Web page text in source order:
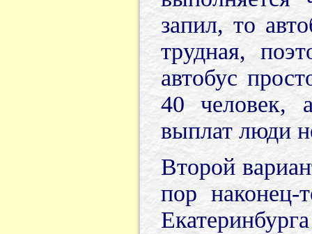
запил, то
трудная,
автобус
40 человек,
выплат люди
Второй
пор наконец-